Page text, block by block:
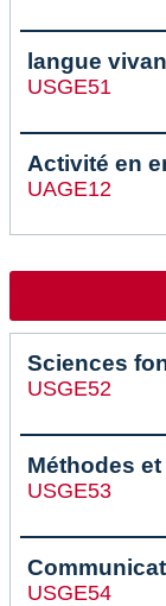
langue
USGE51
Activité en
UAGE12
Sciences
USGE52
Méthodes
USGE53
USGE54